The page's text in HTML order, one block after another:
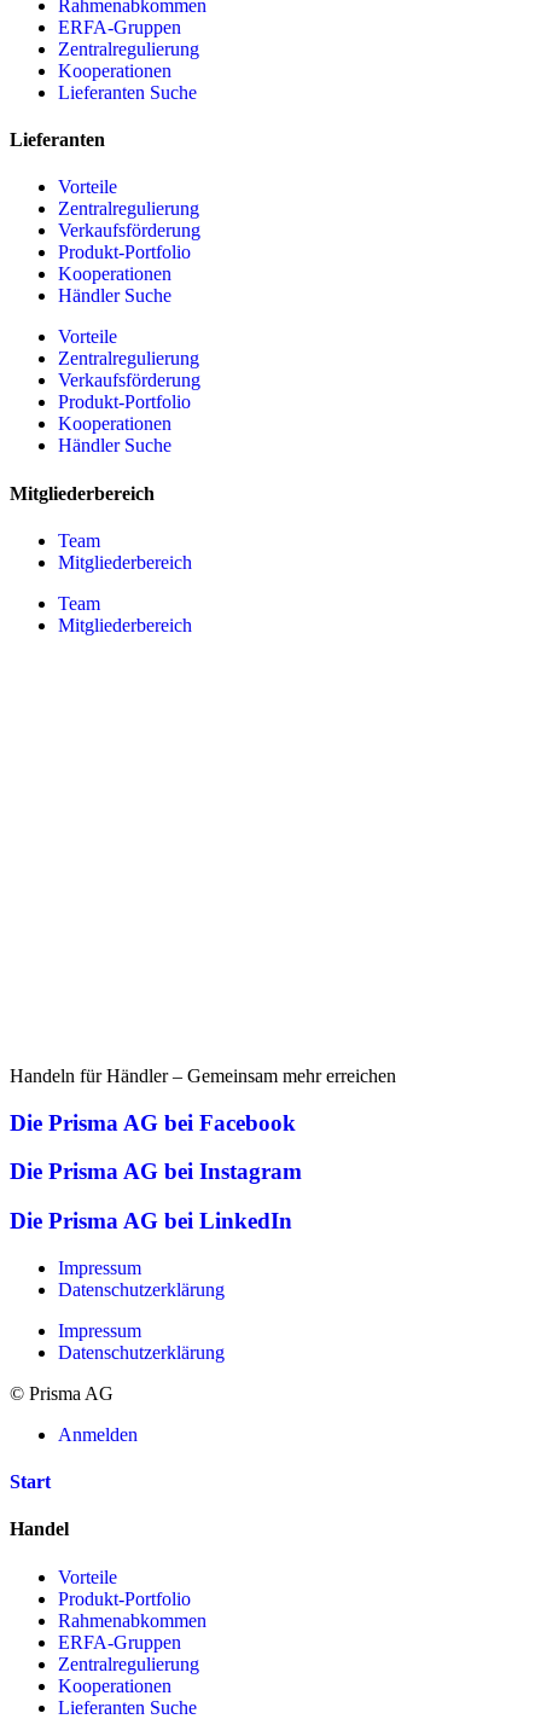
Rahmenabkommen
ERFA-Gruppen
Zentralregulierung
Kooperationen
Lieferanten Suche
Lieferanten
Vorteile
Zentralregulierung
Verkaufsförderung
Produkt-Portfolio
Kooperationen
Händler Suche
Vorteile
Zentralregulierung
Verkaufsförderung
Produkt-Portfolio
Kooperationen
Händler Suche
Mitgliederbereich
Team
Mitgliederbereich
Team
Mitgliederbereich
Handeln für Händler – Gemeinsam mehr erreichen
Die Prisma AG bei Facebook
Die Prisma AG bei Instagram
Die Prisma AG bei LinkedIn
Impressum
Datenschutzerklärung
Impressum
Datenschutzerklärung
© Prisma AG
Anmelden
Start
Handel
Vorteile
Produkt-Portfolio
Rahmenabkommen
ERFA-Gruppen
Zentralregulierung
Kooperationen
Lieferanten Suche